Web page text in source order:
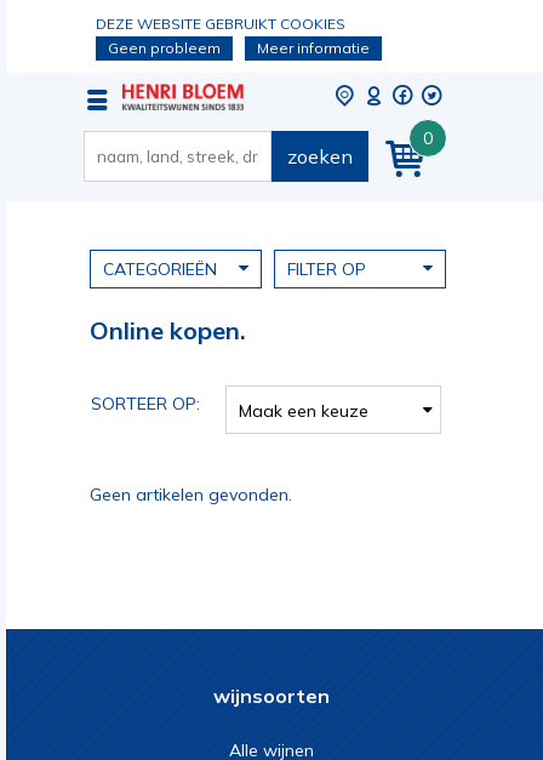
DEZE WEBSITE GEBRUIKT COOKIES
Geen probleem
Meer informatie
0
zoeken
CATEGORIEËN FILTER OP
Online kopen.
SORTEER OP: Maak een keuze
Geen artikelen gevonden.
wijnsoorten
Alle wijnen